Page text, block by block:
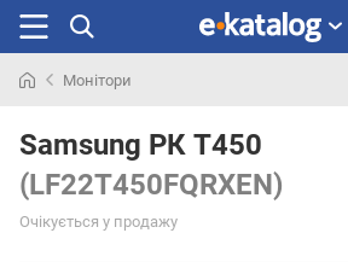
раніше
Монітори
Samsung РК T450
(LF22T450FQRXEN)
Очікується у продажу